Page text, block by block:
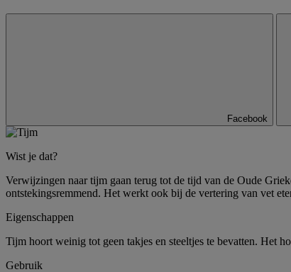
Facebook
Wist je dat?
Verwijzingen naar tijm gaan terug tot de tijd van de Oude
ontstekingsremmend. Het werkt ook bij de vertering van vet
Eigenschappen
Tijm hoort weinig tot geen takjes en steeltjes te bevatten. Het
Gebruik